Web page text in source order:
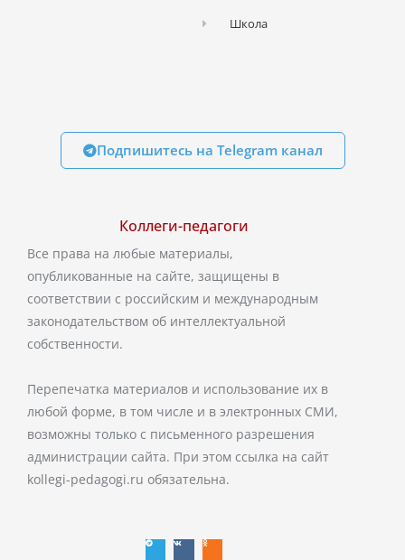
Школа
Подпишитесь на Telegram канал
Коллеги-педагоги
Все права на любые материалы,
опубликованные на сайте, защищены в
соответствии с российским и международным
законодательством об интеллектуальной
собственности.
Перепечатка материалов и использование их в
любой форме, в том числе и в электронных СМИ,
возможны только с письменного разрешения
администрации сайта. При этом ссылка на сайт
kollegi-pedagogi.ru обязательна.